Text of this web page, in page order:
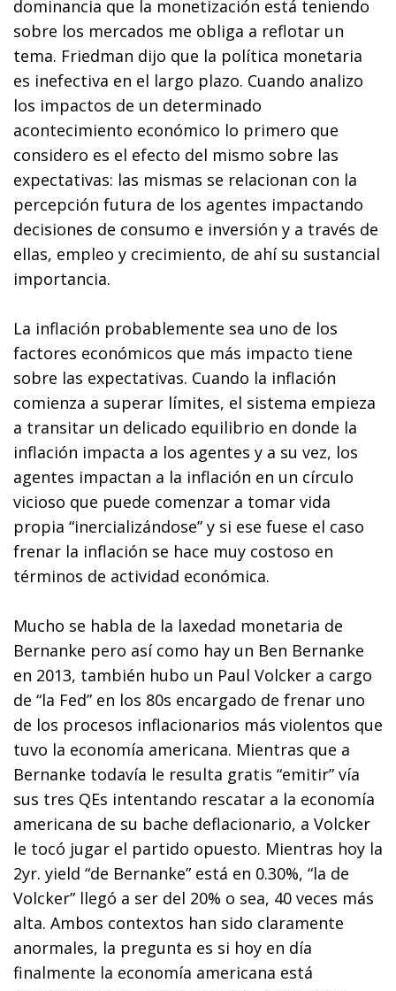
dominancia que la monetización está teniendo
sobre los mercados me obliga a reflotar un
tema. Friedman dijo que la política monetaria
es inefectiva en el largo plazo. Cuando analizo
los impactos de un determinado
acontecimiento económico lo primero que
considero es el efecto del mismo sobre las
expectativas: las mismas se relacionan con la
percepción futura de los agentes impactando
decisiones de consumo e inversión y a través de
ellas, empleo y crecimiento, de ahí su sustancial
importancia.
La inflación probablemente sea uno de los
factores económicos que más impacto tiene
sobre las expectativas. Cuando la inflación
comienza a superar límites, el sistema empieza
a transitar un delicado equilibrio en donde la
inflación impacta a los agentes y a su vez, los
agentes impactan a la inflación en un círculo
vicioso que puede comenzar a tomar vida
propia “inercializándose” y si ese fuese el caso
frenar la inflación se hace muy costoso en
términos de actividad económica.
Mucho se habla de la laxedad monetaria de
Bernanke pero así como hay un Ben Bernanke
en 2013, también hubo un Paul Volcker a cargo
de “la Fed” en los 80s encargado de frenar uno
de los procesos inflacionarios más violentos que
tuvo la economía americana. Mientras que a
Bernanke todavía le resulta gratis “emitir” vía
sus tres QEs intentando rescatar a la economía
americana de su bache deflacionario, a Volcker
le tocó jugar el partido opuesto. Mientras hoy la
2yr. yield “de Bernanke” está en 0.30%, “la de
Volcker” llegó a ser del 20% o sea, 40 veces más
alta. Ambos contextos han sido claramente
anormales, la pregunta es si hoy en día
finalmente la economía americana está